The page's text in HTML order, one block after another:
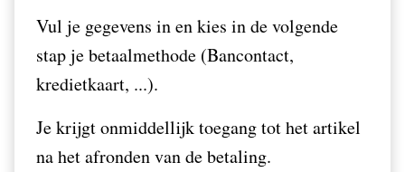
Vul je gegevens in en kies in de volgende
stap je betaalmethode (Bancontact,
kredietkaart, ...).
Je krijgt onmiddellijk toegang tot het artikel
na het afronden van de betaling.